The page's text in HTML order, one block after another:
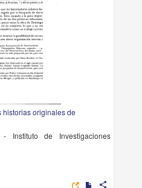
historias originales de
Instituto de Investigaciones
share